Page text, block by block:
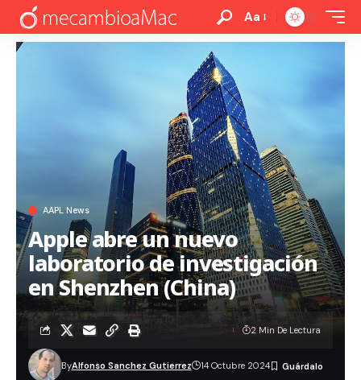
Aa
AAPL News
Apple abre un nuevo
laboratorio de investigación
en Shenzhen (China)
ByAlfonso Sanchez Gutierrez 14 Octubre 2024
2 Min De Lectura